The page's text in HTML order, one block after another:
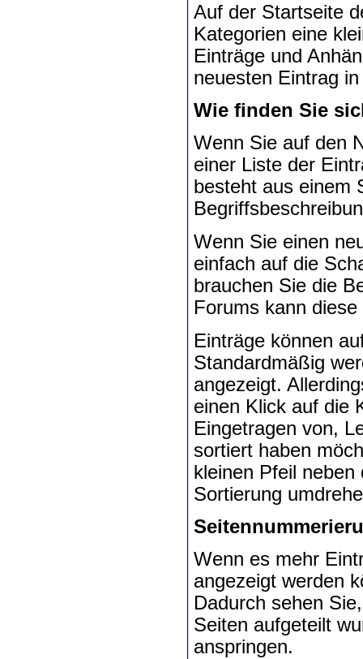
Auf der Startseite
Kategorien eine
Einträge und
neuesten Eintrag
Wie finden Sie
Wenn Sie auf den
einer Liste der
besteht aus einem
Wenn Sie einen
einfach auf die
brauchen Sie die
Forums kann
Einträge können
Standardmäßig
angezeigt.
einen Klick auf die
Eingetragen von,
sortiert haben
kleinen Pfeil
Sortierung
Wenn es mehr
angezeigt werden
Dadurch sehen
Seiten aufgeteilt
anspringen.